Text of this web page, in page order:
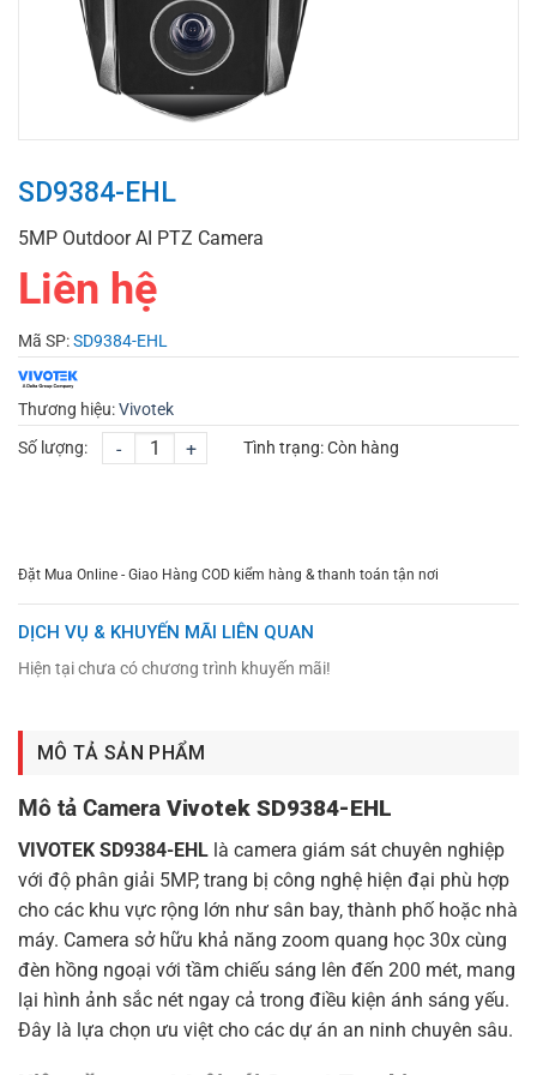
SD9384-EHL
5MP Outdoor AI PTZ Camera
Liên hệ
Mã SP:SD9384-EHL
Thương hiệu:Vivotek
Số lượng:
- + Tình trạng:Còn hàng
Đặt Mua Online - Giao Hàng COD kiểm hàng & thanh toán tận nơi
DỊCH VỤ & KHUYẾN MÃI LIÊN QUAN
Hiện tại chưa có chương trình khuyến mãi!
MÔ TẢ SẢN PHẨM
Mô tả Camera Vivotek SD9384-EHL
VIVOTEK SD9384-EHL là camera giám sát chuyên nghiệp
với độ phân giải 5MP, trang bị công nghệ hiện đại phù hợp
cho các khu vực rộng lớn như sân bay, thành phố hoặc nhà
máy. Camera sở hữu khả năng zoom quang học 30x cùng
đèn hồng ngoại với tầm chiếu sáng lên đến 200 mét, mang
lại hình ảnh sắc nét ngay cả trong điều kiện ánh sáng yếu.
Đây là lựa chọn ưu việt cho các dự án an ninh chuyên sâu.